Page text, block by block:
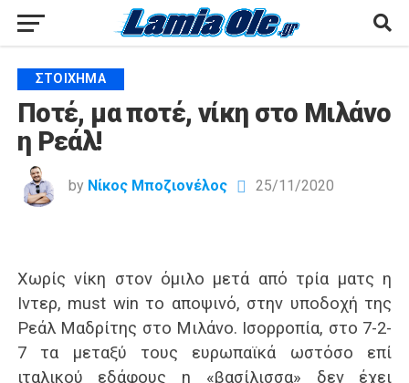
ΣΤΟΊΧΗΜΑ
Ποτέ, μα ποτέ, νίκη στο Μιλάνο
η Ρεάλ!
by Νίκος Μποζιονέλος 25/11/2020
Χωρίς νίκη στον όμιλο μετά από τρία ματς η
Ιντερ, must win το αποψινό, στην υποδοχή της
Ρεάλ Μαδρίτης στο Μιλάνο. Ισορροπία, στο 7-2-
7 τα μεταξύ τους ευρωπαϊκά ωστόσο επί
ιταλικού εδάφους η «βασίλισσα» δεν έχει